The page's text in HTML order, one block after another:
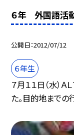
６年 外国語活
公開日 2012/07/12
６年生
７月１１日（水）
た。目的地までの